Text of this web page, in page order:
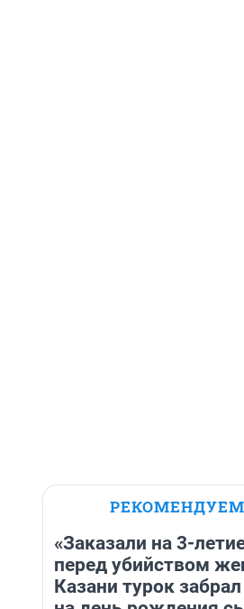
РЕКОМЕНДУЕМ
«Заказали на 3-
перед убийством
Казани турок